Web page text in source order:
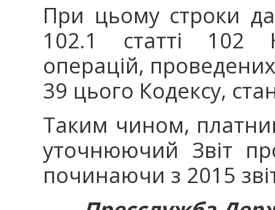
При цьому строки
102.1 статті 102
операцій,
39 цього Кодексу,
Таким чином,
уточнюючий Звіт
починаючи з 2015